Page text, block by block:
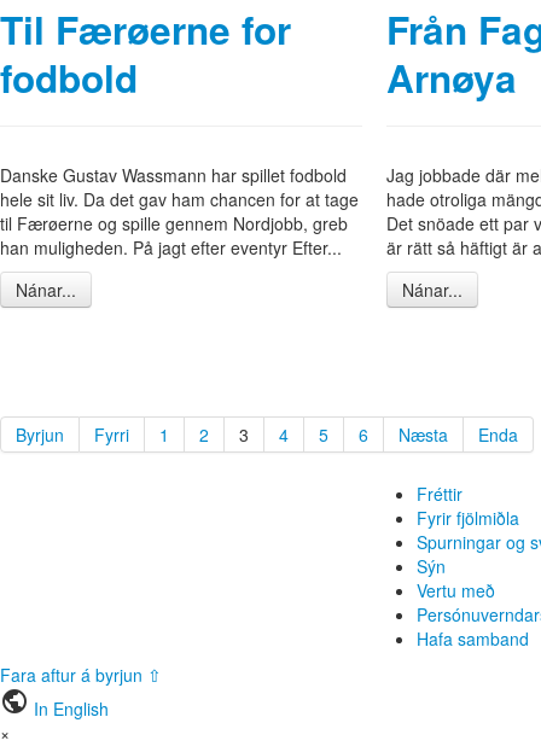
Til Færøerne for
fodbold
Danske Gustav Wassmann har spillet fodbold
hele sit liv. Da det gav ham chancen for at tage
til Færøerne og spille gennem Nordjobb, greb
han muligheden. På jagt efter eventyr Efter...
Nánar...
Från
Arnøya
Jag jobbade där
hade otroliga
Det snöade ett par
är rätt så häftigt är
Nánar...
Byrjun Fyrri 1 2 3 4 5 6 Næsta Enda
Fréttir
Fyrir fjölmiðla
Spurningar og
Sýn
Vertu með
Hafa samband
Fara aftur á byrjun ⇧
public In English
×